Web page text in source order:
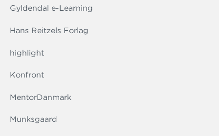
Gyldendal e-Learning
Hans Reitzels Forlag
highlight
Konfront
MentorDanmark
Munksgaard